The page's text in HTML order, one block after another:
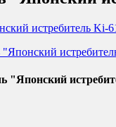
"Японский